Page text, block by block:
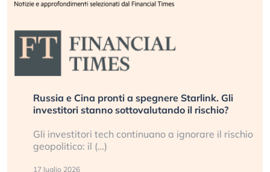
Russia e Cina pronti a spegnere Starlink. Gli
investitori stanno sottovalutando il rischio?
Gli investitori tech continuano a ignorare il rischio
geopolitico: il (…)
17 luglio 2026